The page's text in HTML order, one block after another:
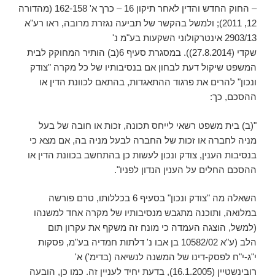
– החוק החדש והדין לאחר תיקון 16 – כרך א' 162-158 (מהדורה
12, 2011); ולמשל בהקשר של תביעה נגזרת מרובה, ראו רע"א
2903/13 אינטרקולוני השקעות בע"מ נ'
שקדי (‏27.8.2014)). במסגרת סעיף 6(ב) הותיר המחוקק לבית
המשפט שיקול דעת לבחון אם בנסיבותיו של כל מקרה "צודק
ונכון" להרים את פרגוד ההתאגדות, בהתאם לכוונת הדין או
ההסכם, כך:
"(ב) בית משפט רשאי לייחס תכונה, זכות או חובה של בעל
מניה לחברה או זכות של החברה לבעל מניה בה, אם מצא כי
בנסיבות הענין, צודק ונכון לעשות כן בהתחשב בכוונת הדין או
ההסכם החלים על הענין הנדון לפניו".
השאלה מה "צודק ונכון" בסעיף 6 בכללותו, טרם פורשה
במלואה, ותוכנה מתגבש מנסיבותיו של מקרה אחד למשנהו
(למשל, הוצגה העמדה כי מונח זה משקף את עקרון תום
הלב (ע"א 10582/02 בן אבו נ' דלתות חמדיה בע"מ, פסקות
י"ג-י"ח לפסק-דינו של המשנה לנשיאה (בדימ') א'
רובינשטיין (16.1.2005), בדעת יחיד לעניין זה. כמו כן, הובעה